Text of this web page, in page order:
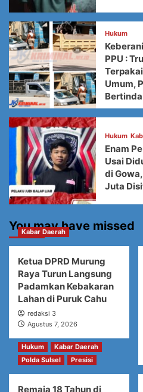
Hukum
PPU :
Umum,
Hukum
Enam
Usai
di
Juta
You may have missed
Kabar Daerah
Ketua DPRD Murung
Raya Turun Langsung
Padamkan Kebakaran
Lahan di Puruk Cahu
redaksi 3
Agustus 7, 2026
Hukum
Kabar Daerah
Polda Sulsel
Presisi
Remaja 18 Tahun di